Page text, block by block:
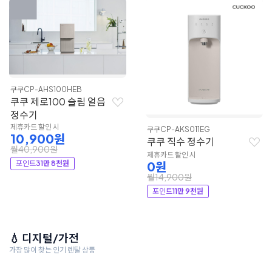
쿠쿠CP-AHS100HEB
쿠쿠 제로100 슬림 얼음
정수기
제휴카드 할인 시
10,900원
월40,900원
포인트31만 8천원
쿠쿠CP-AKS011EG
쿠쿠 직수 정수기
제휴카드 할인 시
0원
월14,900원
포인트11만 9천원
💧 디지털/가전
가장 많이 찾는 인기 렌탈 상품